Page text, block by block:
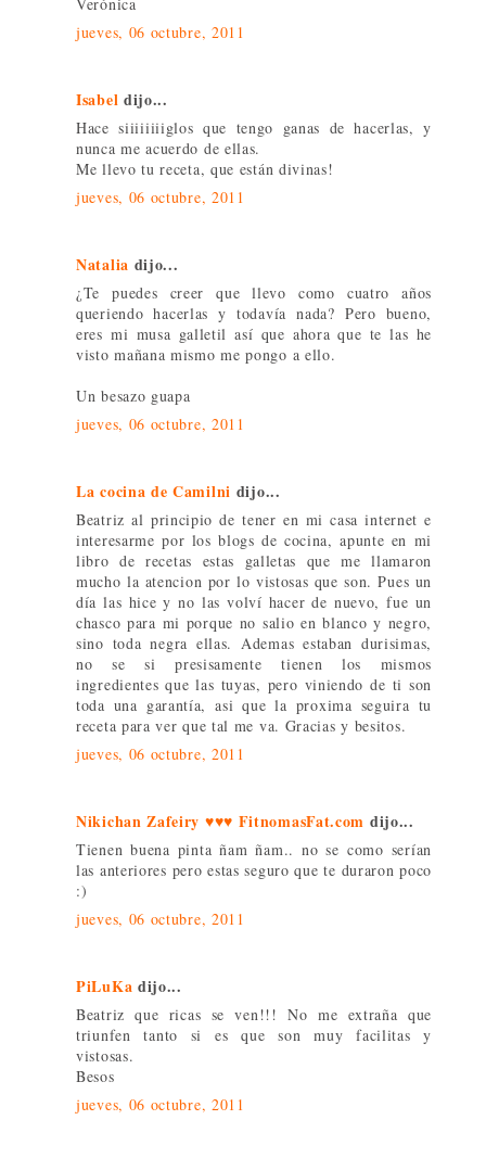
jueves, 06 octubre, 2011
Isabel dijo...
Hace siiiiiiiiglos que tengo ganas de hacerlas, y
nunca me acuerdo de ellas.
Me llevo tu receta, que están divinas!
jueves, 06 octubre, 2011
Natalia dijo...
¿Te puedes creer que llevo como cuatro años
queriendo hacerlas y todavía nada? Pero bueno,
eres mi musa galletil así que ahora que te las he
visto mañana mismo me pongo a ello.
Un besazo guapa
jueves, 06 octubre, 2011
La cocina de Camilni dijo...
Beatriz al principio de tener en mi casa internet e
interesarme por los blogs de cocina, apunte en mi
libro de recetas estas galletas que me llamaron
mucho la atencion por lo vistosas que son. Pues un
día las hice y no las volví hacer de nuevo, fue un
chasco para mi porque no salio en blanco y negro,
sino toda negra ellas. Ademas estaban durisimas,
no se si presisamente tienen los mismos
ingredientes que las tuyas, pero viniendo de ti son
toda una garantía, asi que la proxima seguira tu
receta para ver que tal me va. Gracias y besitos.
jueves, 06 octubre, 2011
Nikichan Zafeiry ♥♥♥ FitnomasFat.com dijo...
Tienen buena pinta ñam ñam.. no se como serían
las anteriores pero estas seguro que te duraron poco
:)
jueves, 06 octubre, 2011
PiLuKa dijo...
Beatriz que ricas se ven!!! No me extraña que
triunfen tanto si es que son muy facilitas y
vistosas.
Besos
jueves, 06 octubre, 2011